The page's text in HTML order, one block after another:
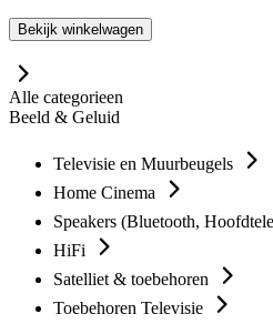
Bekijk winkelwagen
Alle categorieen
Beeld & Geluid
Televisie en Muurbeugels
Home Cinema
Speakers (Bluetooth,
HiFi
Satelliet & toebehoren
Toebehoren Televisie